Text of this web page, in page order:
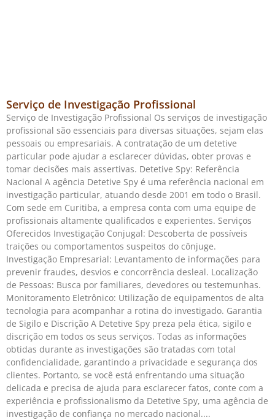
Serviço de Investigação Profissional
Serviço de Investigação Profissional Os serviços de investigação
profissional são essenciais para diversas situações, sejam elas
pessoais ou empresariais. A contratação de um detetive
particular pode ajudar a esclarecer dúvidas, obter provas e
tomar decisões mais assertivas. Detetive Spy: Referência
Nacional A agência Detetive Spy é uma referência nacional em
investigação particular, atuando desde 2001 em todo o Brasil.
Com sede em Curitiba, a empresa conta com uma equipe de
profissionais altamente qualificados e experientes. Serviços
Oferecidos Investigação Conjugal: Descoberta de possíveis
traições ou comportamentos suspeitos do cônjuge.
Investigação Empresarial: Levantamento de informações para
prevenir fraudes, desvios e concorrência desleal. Localização
de Pessoas: Busca por familiares, devedores ou testemunhas.
Monitoramento Eletrônico: Utilização de equipamentos de alta
tecnologia para acompanhar a rotina do investigado. Garantia
de Sigilo e Discrição A Detetive Spy preza pela ética, sigilo e
discrição em todos os seus serviços. Todas as informações
obtidas durante as investigações são tratadas com total
confidencialidade, garantindo a privacidade e segurança dos
clientes. Portanto, se você está enfrentando uma situação
delicada e precisa de ajuda para esclarecer fatos, conte com a
experiência e profissionalismo da Detetive Spy, uma agência de
investigação de confiança no mercado nacional.